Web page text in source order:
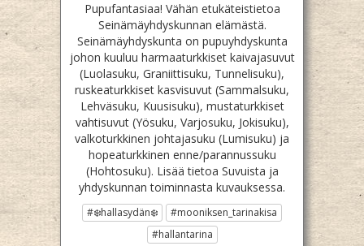
Pupufantasiaa! Vähän etukäteistietoa
Seinämäyhdyskunnan elämästä.
Seinämäyhdyskunta on pupuyhdyskunta
johon kuuluu harmaaturkkiset kaivajasuvut
(Luolasuku, Graniittisuku, Tunnelisuku),
ruskeaturkkiset kasvisuvut (Sammalsuku,
Lehväsuku, Kuusisuku), mustaturkkiset
vahtisuvut (Yösuku, Varjosuku, Jokisuku),
valkoturkkinen johtajasuku (Lumisuku) ja
hopeaturkkinen enne/parannussuku
(Hohtosuku). Lisää tietoa Suvuista ja
yhdyskunnan toiminnasta kuvauksessa.
#❄️hallasydän❄️
#mooniksen_tarinakisa
#hallantarina